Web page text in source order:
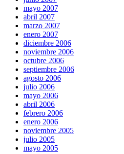
mayo 2007
abril 2007
marzo 2007
enero 2007
diciembre 2006
noviembre 2006
octubre 2006
septiembre 2006
agosto 2006
julio 2006
mayo 2006
abril 2006
febrero 2006
enero 2006
noviembre 2005
julio 2005
mayo 2005